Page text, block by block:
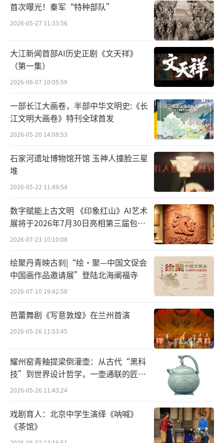
十七年（1772年）。这张通景画类似于当下
的“三维立体绘画”，由屋顶及墙壁的22张单
独的画幅拼接而成，形成一个完整的场景。修
复前，经过包括实验室等多科室的医生会诊，
这张通景画已病入膏肓：每张画都尺幅巨大，
且每张画之间的画意都互相连贯；西式画法使
得画面颜色层厚重，且年久失去胶性而极易掉
色，绢本质地脆化严重……
面对厚厚的“病历”，他们制订了一整套
精细的治疗方案。比如，针对容易掉色的矿物
颜料，采用了传统的面团除尘方法：用软硬合
适的面团在画面上轻轻滚动，将浮尘粘掉。又
如，经过测试分析取得颜料的固色用胶比例
后，采用了化纤纸、海藻胶加固绢本画心的方
法。还有，经检测，通景画背面的托纸是桑皮
纸，这是一种已经绝迹的纸张，其制造工艺几
乎失传。历尽周折，他们终于在安徽山区找到
了一家仍会使用古法制造桑皮纸的造纸厂。
在给文物诊病的过程中，杨泽华和同事们
也发现了一些以往从未被关注的细节。工作室
的大案子上铺了一张皇后肖像的线描图。线描
图就是未上色的草稿，其精细程度无可置疑。
它的功用是交给皇帝审阅，批准后就按线描图
正式绘制。在杨泽华和同事指点下，记者注意
到，整张图是用7张纸拼接而成的，身体部分左
右对称共6张，头部单独一张。“宫廷画作中，
首次曝光！秦军“特种部队”
2026-05-27 11:33:56
大江新闻首部AI历史正剧《文天祥》
（第一集）
2026-06-07 10:05:59
一部长江大画卷，半部中华文明史:《长
江文明大画卷》特刊全球首发
2026-05-20 14:08:53
石家河遗址博物馆开馆 玉神人撞脸三星
堆
2026-05-22 11:49:54
数字赋能上古文明 《印象红山》AI艺术
展将于2026年7月30日亮相第三届包头
艺博会
2026-07-23 10:10:08
绘聚丹青映古刹|“绘·聚—中国文促会
中国画作品邀请展”登陆北海阐福寺
2026-07-10 19:42:58
芭蕾舞剧《写意敦煌》在兰州首演
2026-05-26 11:53:45
耀州窑青釉提梁倒灌壶：从古代“黑科
技”到世界设计哲学，一壶通联的匠心
宇宙
2026-05-26 11:43:24
戏剧育人：北京中学生演绎《呐喊》
《茶馆》